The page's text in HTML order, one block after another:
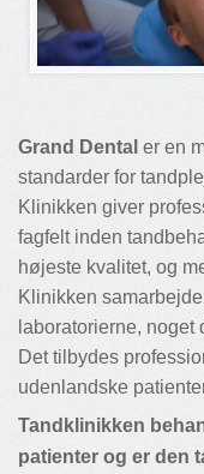
Grand Dental er en
standarder for
Klinikken giver
fagfelt inden
højeste kvalitet, og
Klinikken
laboratorierne,
Det tilbydes
udenlandske
Tandklinikken
patienter og er den